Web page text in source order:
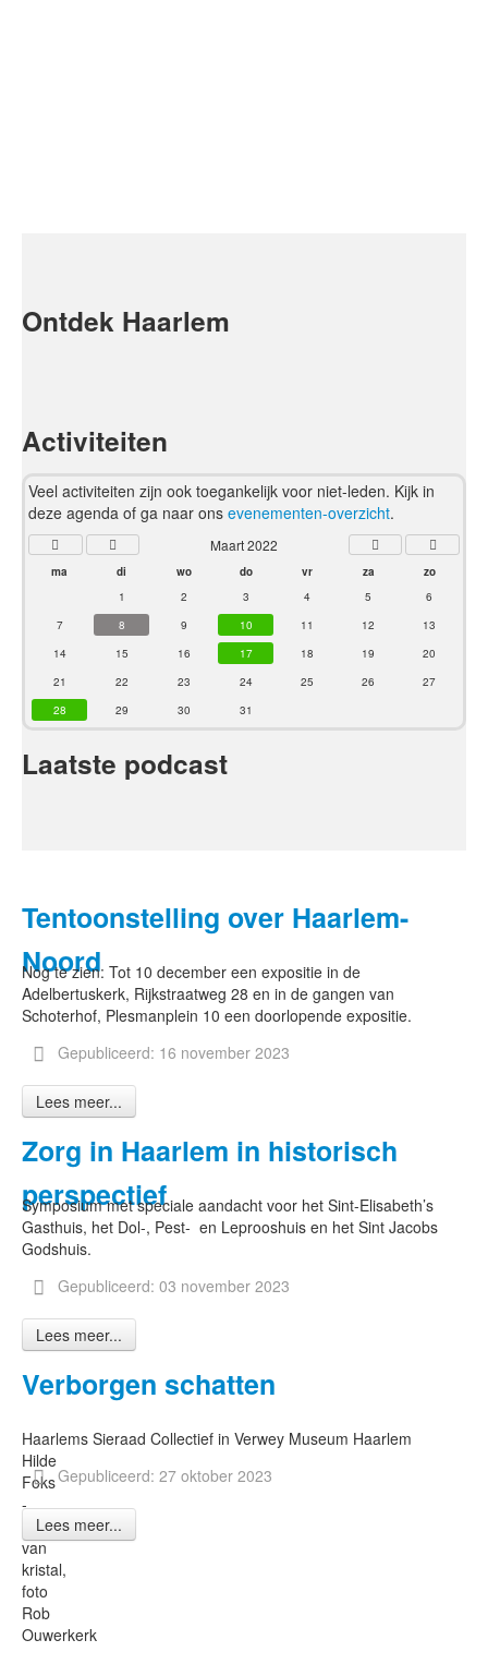
Ontdek Haarlem
Activiteiten
Veel activiteiten zijn ook toegankelijk voor niet-leden. Kijk in
deze agenda of ga naar ons evenementen-overzicht.
Maart 2022
ma di wo do vr za
zo
1
2 3 4 5
6
7
8 9 10 11 12
13
14
15 16 17 18 19
20
21
22 23 24 25 26
27
28
29 30 31
Laatste podcast
Tentoonstelling over Haarlem-
Noord
Nog te zien: Tot 10 december een expositie in de
Adelbertuskerk, Rijkstraatweg 28 en in de gangen van
Schoterhof, Plesmanplein 10 een doorlopende expositie.
Gepubliceerd: 16 november 2023
Lees meer...
Zorg in Haarlem in historisch
perspectief
Symposium met speciale aandacht voor het Sint-Elisabeth’s
Gasthuis, het Dol-, Pest- en Leprooshuis en het Sint Jacobs
Godshuis.
Gepubliceerd: 03 november 2023
Lees meer...
Verborgen schatten
Hilde
Foks
-
Traan
van
kristal,
foto
Rob
Ouwerkerk
Haarlems Sieraad Collectief in Verwey Museum Haarlem
Gepubliceerd: 27 oktober 2023
Lees meer...